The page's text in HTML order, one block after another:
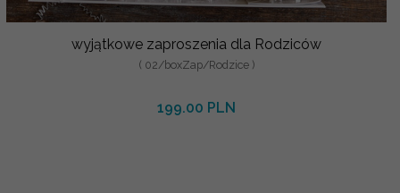
wyjątkowe zaproszenia dla Rodziców
( 02/boxZap/Rodzice )
199.00 PLN